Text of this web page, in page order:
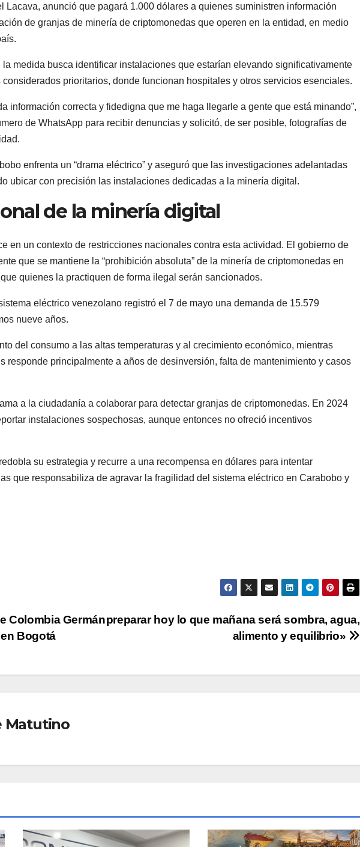
Lacava, anunció que pagará 1.000 dólares a quienes suministren información
de granjas de minería de criptomonedas que operen en la entidad, en medio
medida busca identificar instalaciones que estarían elevando significativamente
prioritarios, donde funcionan hospitales y otros servicios esenciales.
información correcta y fidedigna que me haga llegarle a gente que está minando”,
de WhatsApp para recibir denuncias y solicitó, de ser posible, fotografías de
enfrenta un “drama eléctrico” y aseguró que las investigaciones adelantadas
ubicar con precisión las instalaciones dedicadas a la minería digital.
de la minería digital
en un contexto de restricciones nacionales contra esta actividad. El gobierno de
que se mantiene la “prohibición absoluta” de la minería de criptomonedas en
quienes la practiquen de forma ilegal serán sancionados.
eléctrico venezolano registró el 7 de mayo una demanda de 15.579
nueve años.
del consumo a las altas temperaturas y al crecimiento económico, mientras
responde principalmente a años de desinversión, falta de mantenimiento y casos
a la ciudadanía a colaborar para detectar granjas de criptomonedas. En 2024
instalaciones sospechosas, aunque entonces no ofreció incentivos
su estrategia y recurre a una recompensa en dólares para intentar
que responsabiliza de agravar la fragilidad del sistema eléctrico en Carabobo y
preparar hoy lo que mañana será sombra, agua,
alimento y equilibrio»
Colombia Germán
Bogotá
Matutino